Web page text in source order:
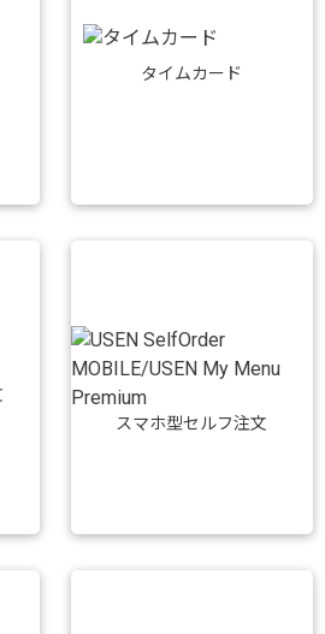
タイムカード
スマホ型セルフ注文